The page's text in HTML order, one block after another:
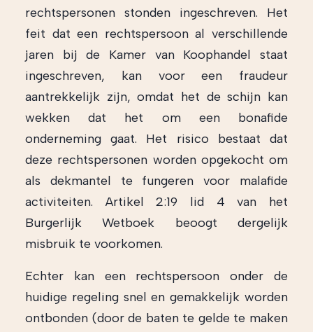
rechtspersonen stonden ingeschreven. Het
feit dat een rechtspersoon al verschillende
jaren bij de Kamer van Koophandel staat
ingeschreven, kan voor een fraudeur
aantrekkelijk zijn, omdat het de schijn kan
wekken dat het om een bonafide
onderneming gaat. Het risico bestaat dat
deze rechtspersonen worden opgekocht om
als dekmantel te fungeren voor malafide
activiteiten. Artikel 2:19 lid 4 van het
Burgerlijk Wetboek beoogt dergelijk
misbruik te voorkomen.
Echter kan een rechtspersoon onder de
huidige regeling snel en gemakkelijk worden
ontbonden (door de baten te gelde te maken